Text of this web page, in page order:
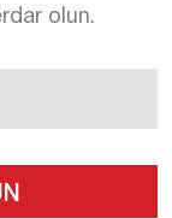
olun.